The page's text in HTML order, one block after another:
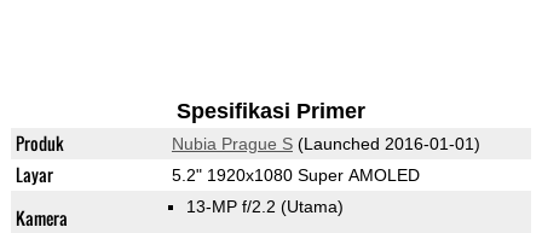
Spesifikasi Primer
Produk Nubia Prague S(Launched 2016-01-01)
Layar 5.2" 1920x1080 Super AMOLED
Kamera 13-MP f/2.2 (Utama)